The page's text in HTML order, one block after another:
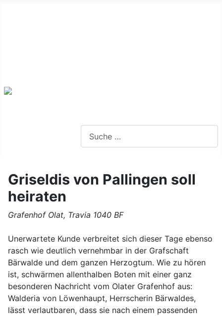
Griseldis von Pallingen soll
heiraten
Grafenhof Olat, Travia 1040 BF
Unerwartete Kunde verbreitet sich dieser Tage ebenso
rasch wie deutlich vernehmbar in der Grafschaft
Bärwalde und dem ganzen Herzogtum. Wie zu hören
ist, schwärmen allenthalben Boten mit einer ganz
besonderen Nachricht vom Olater Grafenhof aus:
Walderia von Löwenhaupt, Herrscherin Bärwaldes,
lässt verlautbaren, dass sie nach einem passenden